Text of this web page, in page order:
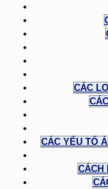
CÁC
CÁC YẾU TỐ
CÁCH